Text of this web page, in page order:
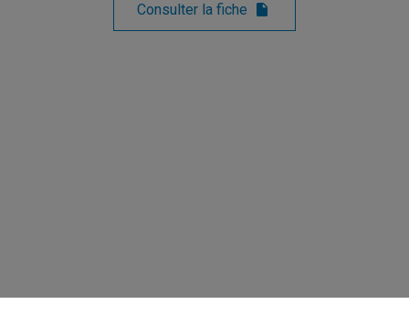
Consulter la fiche